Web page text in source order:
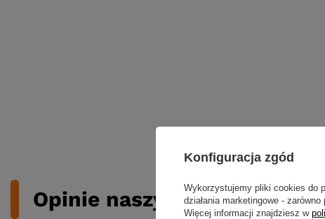
Opinie naszych klientów
Konfiguracja zgód
Wykorzystujemy pliki cookies do
działania marketingowe -
Więcej informacji znajdziesz w